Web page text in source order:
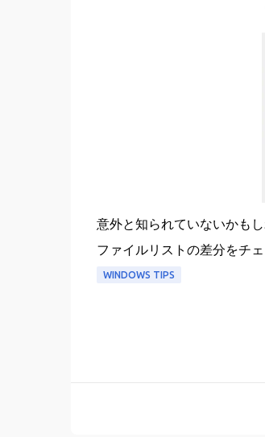
意外と知られていないかも
ファイルリストの差分をチ
WINDOWS TIPS